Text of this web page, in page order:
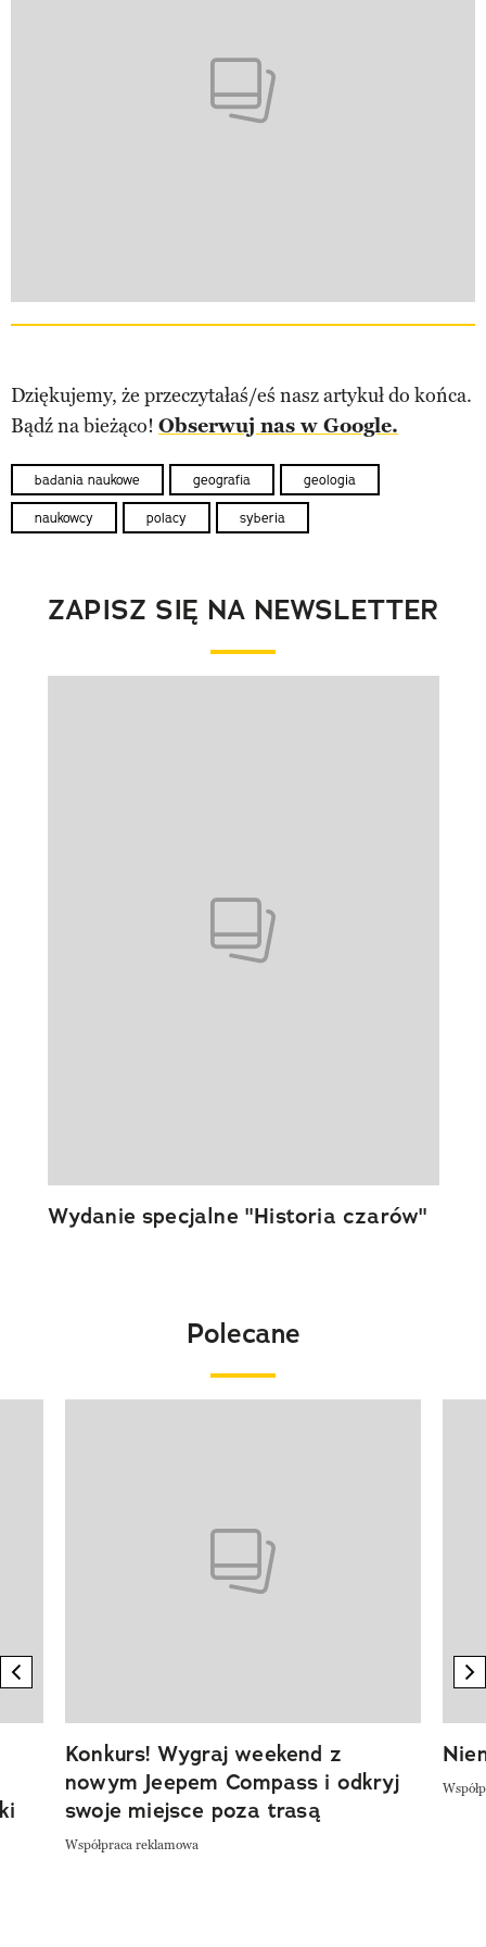
Dziękujemy, że przeczytałaś/eś nasz artykuł do końca.
Bądź na bieżąco! Obserwuj nas w Google.
badania naukowe geografia geologia
naukowcy polacy syberia
ZAPISZ SIĘ NA NEWSLETTER
Wydanie specjalne "Historia czarów"
Polecane
previous element
Konkurs! Wygraj weekend z
nowym Jeepem Compass i odkryj
swoje miejsce poza trasą
Współpraca reklamowa